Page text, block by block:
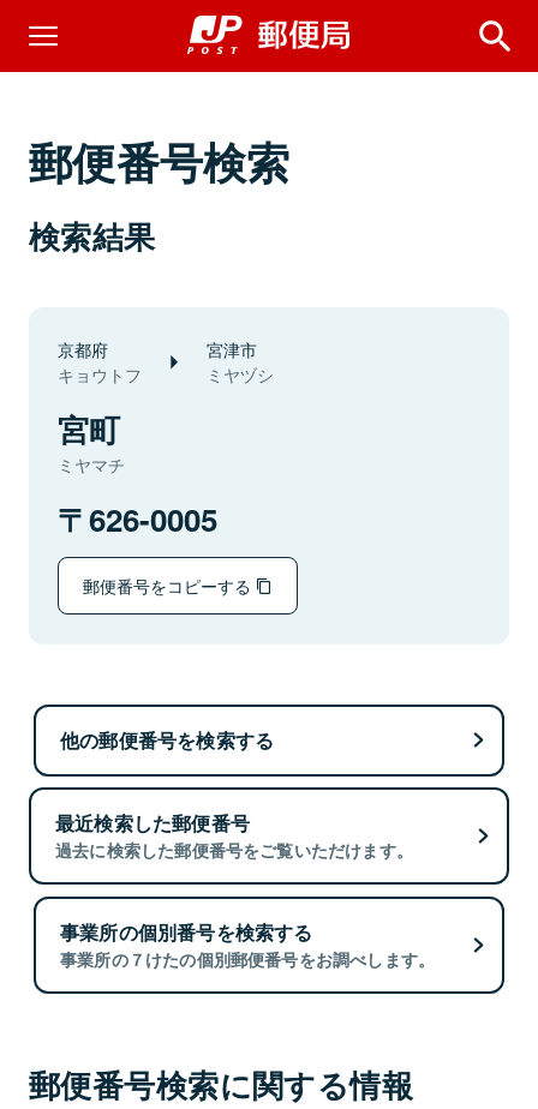
郵便番号検索
検索結果
京都府
キョウトフ
宮津市
ミヤヅシ
宮町
ミヤマチ
626-0005
郵便番号をコピーする
他の郵便番号を検索する
最近検索した郵便番号
過去に検索した郵便番号をご覧いただけます。
事業所の個別番号を検索する
事業所の７けたの個別郵便番号をお調べします。
郵便番号検索に関する情報